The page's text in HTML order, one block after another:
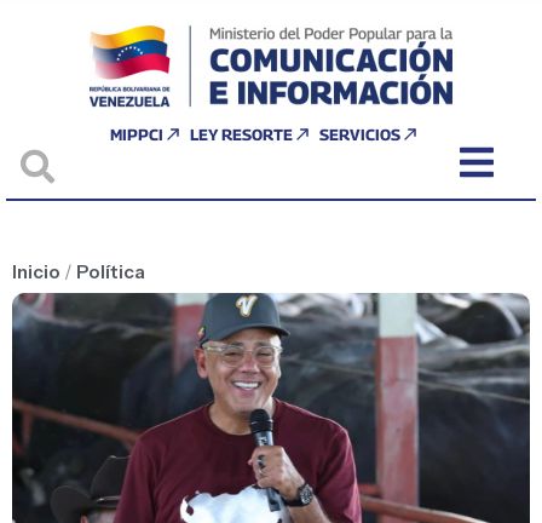
MIPPCI LEY RESORTE SERVICIOS
Inicio / Política